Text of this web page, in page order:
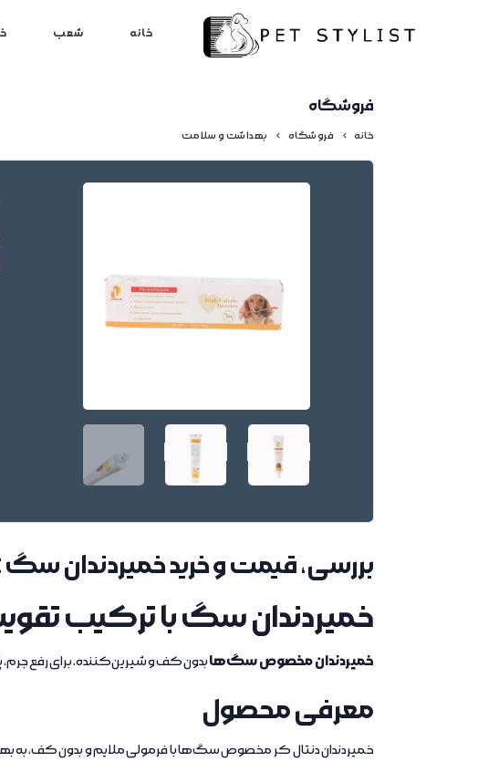
خانه شعب
فروشگاه
خانه فروشگاه بهداشت و سلامت
بررسی، قیمت و خرید خمیردندان سگ htpet
خمیردندان سگ با ترکیب
خمیردندان مخصوص سگ‌هابدون کف و شیرین‌کننده، برای رفع
معرفی محصول
خمیردندان دنتال کر مخصوص سگ‌ها با فرمولی ملایم و بدون کف، به